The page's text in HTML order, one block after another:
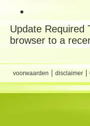
Update Required
browser to a
voorwaarden disclaimer